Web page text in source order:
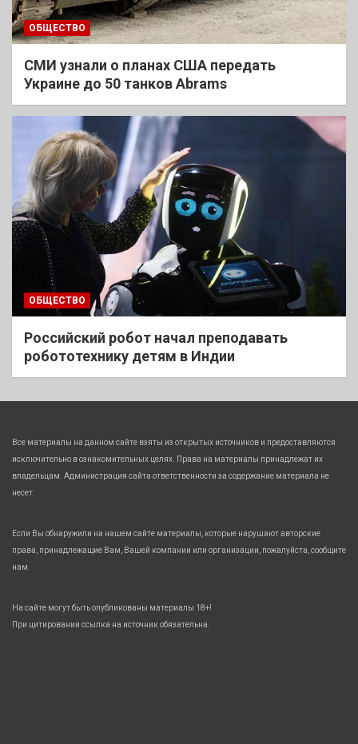
ОБЩЕСТВО
СМИ узнали о планах США передать
Украине до 50 танков Abrams
ОБЩЕСТВО
Российский робот начал преподавать
робототехнику детям в Индии
Все материалы на данном сайте взяты из открытых источников и предоставляются
исключительно в ознакомительных целях. Права на материалы принадлежат их
владельцам. Администрация сайта ответственности за содержание материала не
несет.
Если Вы обнаружили на нашем сайте материалы, которые нарушают авторские
права, принадлежащие Вам, Вашей компании или организации, пожалуйста, сообщите
нам.
На сайте могут быть опубликованы материалы 18+!
При цитировании ссылка на источник обязательна.